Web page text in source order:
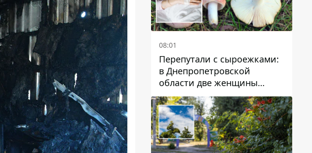
08:01
Перепутали с сыроежками:
в Днепропетровской
области две женщины
отравились грибами